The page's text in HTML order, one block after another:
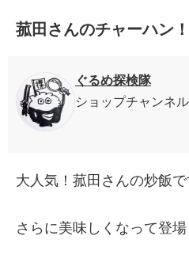
菰田さんのチャーハン
ぐるめ探検隊
ショップチャンネ
大人気！菰田さんの炒飯で
さらに美味しくなって登場